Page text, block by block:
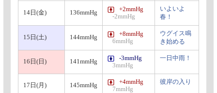
14日(金) 136mmHg
+2mmHg
-2mmHg
いよいよ
春！
15日(土) 144mmHg
+8mmHg
6mmHg
ウグイス鳴
き始める
16日(日) 141mmHg
-3mmHg
3mmHg
一日中雨！
17日(月) 145mmHg
+4mmHg
7mmHg
彼岸の入り